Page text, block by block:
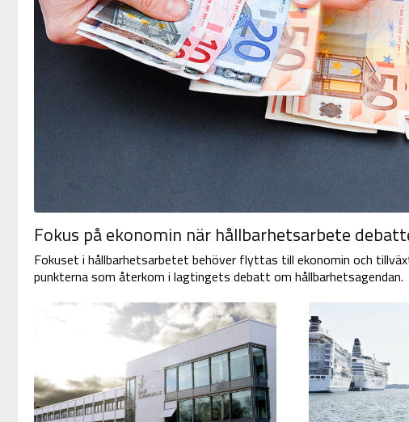
Fokus på ekonomin när hållbarhetsarbete
Fokuset i hållbarhetsarbetet behöver flyttas till ekonomin och
punkterna som återkom i lagtingets debatt om hållbarhetsagendan.